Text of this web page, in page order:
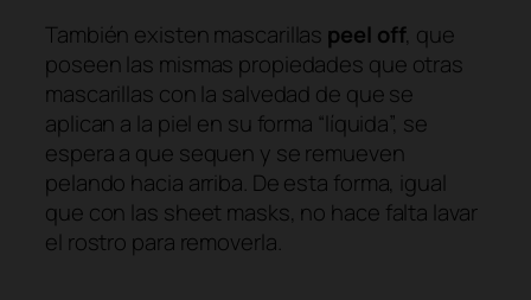
También existen mascarillas peel off, que
poseen las mismas propiedades que otras
mascarillas con la salvedad de que se
aplican a la piel en su forma “líquida”, se
espera a que sequen y se remueven
pelando hacia arriba. De esta forma, igual
que con las sheet masks, no hace falta lavar
el rostro para removerla.